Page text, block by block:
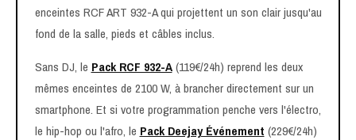
enceintes RCF ART 932-A qui projettent un son clair jusqu'au
fond de la salle, pieds et câbles inclus.
Sans DJ, le Pack RCF 932-A(119€/24h) reprend les deux
mêmes enceintes de 2100 W, à brancher directement sur un
smartphone. Et si votre programmation penche vers l'électro,
le hip-hop ou l'afro, le Pack Deejay Événement (229€/24h)